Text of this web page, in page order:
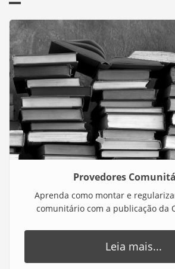
Provedores
Aprenda como montar e
comunitário com a publicação da
Leia mais...